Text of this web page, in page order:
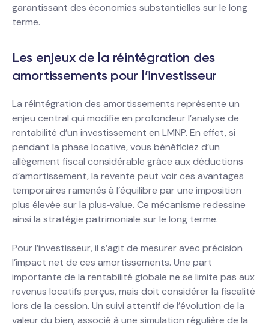
garantissant des économies substantielles sur le long
terme.
Les enjeux de la réintégration des
amortissements pour l’investisseur
La réintégration des amortissements représente un
enjeu central qui modifie en profondeur l’analyse de
rentabilité d’un investissement en LMNP. En effet, si
pendant la phase locative, vous bénéficiez d’un
allègement fiscal considérable grâce aux déductions
d’amortissement, la revente peut voir ces avantages
temporaires ramenés à l’équilibre par une imposition
plus élevée sur la plus‐value. Ce mécanisme redessine
ainsi la stratégie patrimoniale sur le long terme.
Pour l’investisseur, il s’agit de mesurer avec précision
l’impact net de ces amortissements. Une part
importante de la rentabilité globale ne se limite pas aux
revenus locatifs perçus, mais doit considérer la fiscalité
lors de la cession. Un suivi attentif de l’évolution de la
valeur du bien, associé à une simulation régulière de la